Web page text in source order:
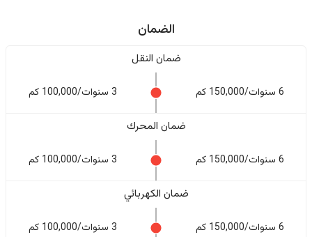
الضمان
ضمان النقل
6 سنوات/150,000 كم 3 سنوات/100,000 كم
ضمان المحرك
6 سنوات/150,000 كم 3 سنوات/100,000 كم
ضمان الكهربائي
6 سنوات/150,000 كم 3 سنوات/100,000 كم